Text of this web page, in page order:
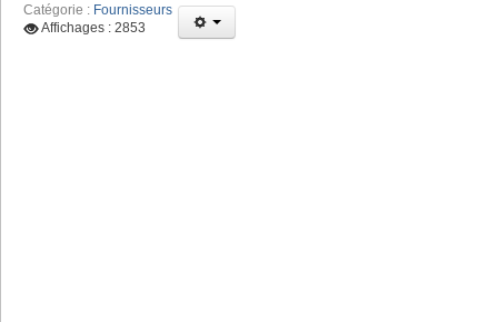
Catégorie : Fournisseurs
Affichages : 2853